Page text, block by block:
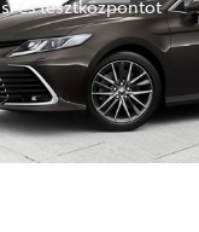
és tesztközpontot